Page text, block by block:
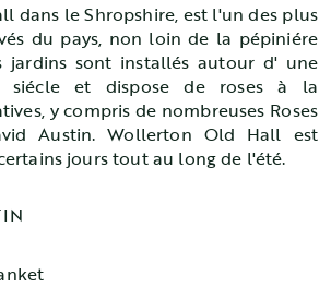
dans le Shropshire, est l'un des plus
du pays, non loin de la pépiniére
jardins sont installés autour d' une
siécle et dispose de roses à la
y compris de nombreuses Roses
Austin. Wollerton Old Hall est
jours tout au long de l'été.